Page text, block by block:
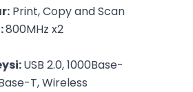
Print, Copy and Scan
800MHz x2
USB 2.0, 1000Base-
T, Wireless